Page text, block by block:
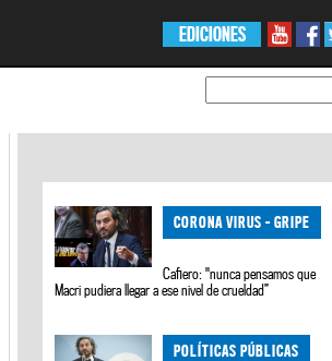
EDICIONES
CORONA VIRUS - GRIPE
Cafiero: "nunca pensamos que
Macri pudiera llegar a ese nivel de crueldad”
POLÍTICAS PÚBLICAS